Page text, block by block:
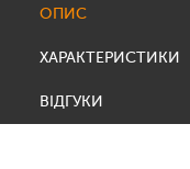
ОПИС
ХАРАКТЕРИСТИКИ
ВІДГУКИ